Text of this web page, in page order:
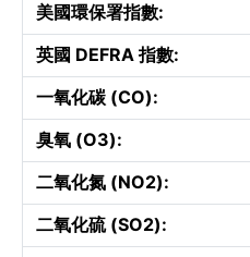
美國環保署指數:
英國 DEFRA 指數:
一氧化碳 (CO):
臭氧 (O3):
二氧化氮 (NO2):
二氧化硫 (SO2):